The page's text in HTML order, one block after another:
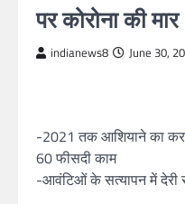
पर कोरोना की मार
indianews8 June 30,
-2021 तक आशियाने का
60 फीसदी काम
-आवंटिओं के सत्यापन में